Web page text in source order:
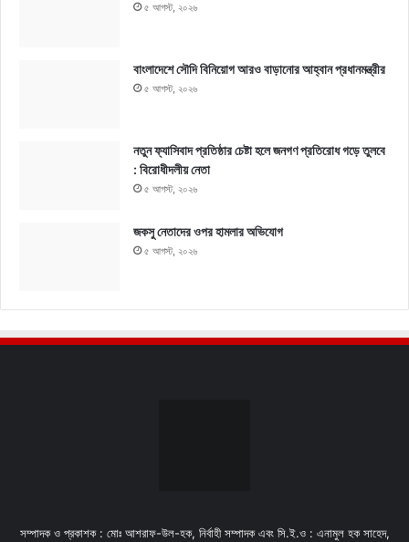
৫ আগস্ট, ২০২৬
বাংলাদেশে সৌদি বিনিয়োগ আরও বাড়ানোর আহ্বান প্রধানমন্ত্রীর
৫ আগস্ট, ২০২৬
নতুন ফ্যাসিবাদ প্রতিষ্ঠার চেষ্টা হলে জনগণ প্রতিরোধ গড়ে তুলবে
: বিরোধীদলীয় নেতা
৫ আগস্ট, ২০২৬
জকসু নেতাদের ওপর হামলার অভিযোগ
৫ আগস্ট, ২০২৬
সম্পাদক ও প্রকাশক : মোঃ আশরাফ-উল-হক, নির্বাহী সম্পাদক এবং সি.ই.ও : এনামুল হক সাহেদ,